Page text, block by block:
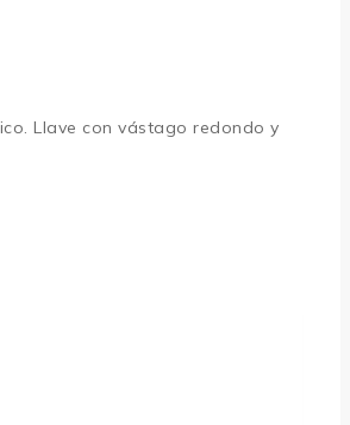
Llave con vástago redondo y